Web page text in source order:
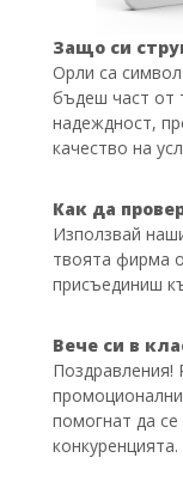
Защо си
Орли са
бъдеш част от
надеждност,
качество на
Как да
Използвай
твоята фирма
присъединиш
Вече си в
Поздравления!
помогнат да
конкуренцията.